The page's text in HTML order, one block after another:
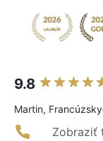
9.8
Martin,
Zobraziť